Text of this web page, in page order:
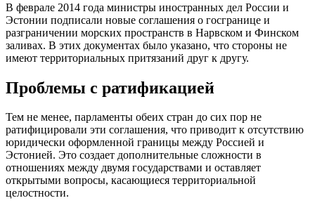
В феврале 2014 года министры иностранных дел России и
Эстонии подписали новые соглашения о госгранице и
разграничении морских пространств в Нарвском и Финском
заливах. В этих документах было указано, что стороны не
имеют территориальных притязаний друг к другу.
Проблемы с ратификацией
Тем не менее, парламенты обеих стран до сих пор не
ратифицировали эти соглашения, что приводит к отсутствию
юридически оформленной границы между Россией и
Эстонией. Это создает дополнительные сложности в
отношениях между двумя государствами и оставляет
открытыми вопросы, касающиеся территориальной
целостности.